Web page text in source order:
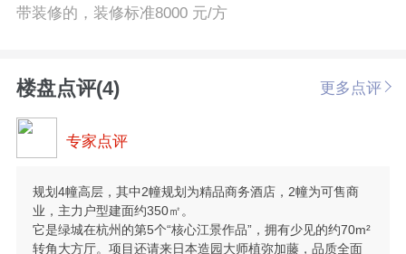
带装修的，装修标准8000 元/方
楼盘点评(4) 更多点评
专家点评
规划4幢高层，其中2幢规划为精品商务酒店，2幢为可售商
业，主力户型建面约350㎡。
它是绿城在杭州的第5个“核心江景作品”，拥有少见的约70m²
转角大方厅。项目还请来日本造园大师植弥加藤，品质全面